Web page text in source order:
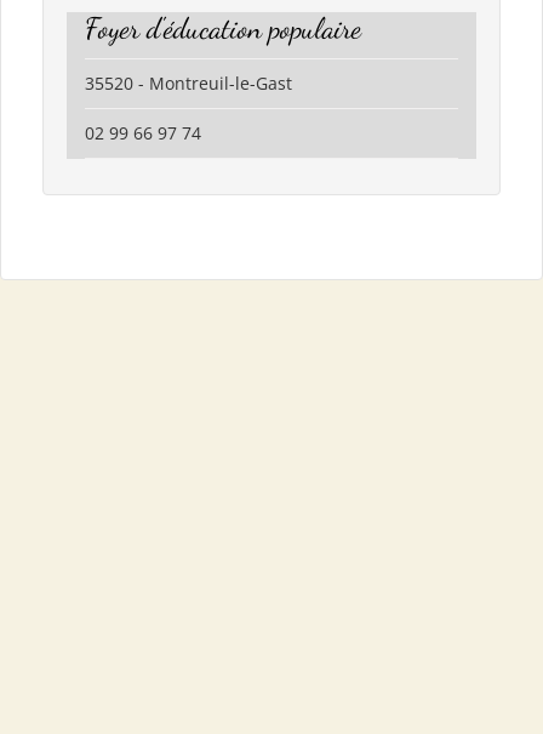
Foyer d'éducation populaire
35520 - Montreuil-le-Gast
02 99 66 97 74